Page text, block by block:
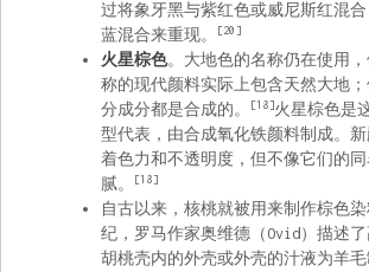
过将象牙黑与紫红色或威尼斯红混
蓝混合来重现。
[20]
火星棕色。大地色的名称仍在使用
称的现代颜料实际上包含天然大地
分成分都是合成的。
[18]火星棕色是
型代表，由合成氧化铁颜料制成。
着色力和不透明度，但不像它们的
腻。
[18]
自古以来，核桃就被用来制作棕色
纪，罗马作家奥维德（Ovid）描述了
胡桃壳内的外壳或外壳的汁液为羊毛